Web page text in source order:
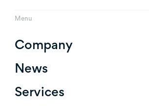
Menu
Company
News
Services